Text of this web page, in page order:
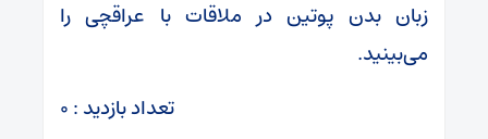
زبان بدن پوتین در ملاقات با عراقچی را
می‌بینید.
تعداد بازدید : ۰